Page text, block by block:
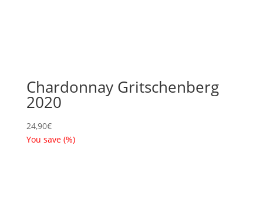
Chardonnay Gritschenberg
2020
24,90€
You save (%)